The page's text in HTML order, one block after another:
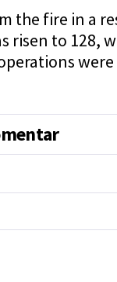
the fire in a
risen to 128,